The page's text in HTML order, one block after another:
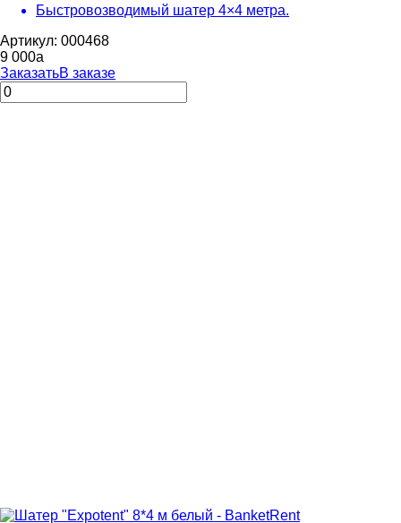
Быстровозводимый шатер 4×4 метра.
Артикул: 000468
9 000a
ЗаказатьВ заказе